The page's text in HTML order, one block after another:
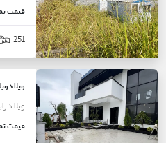
قیمت
251
ویلا
ویلادر
قیمت